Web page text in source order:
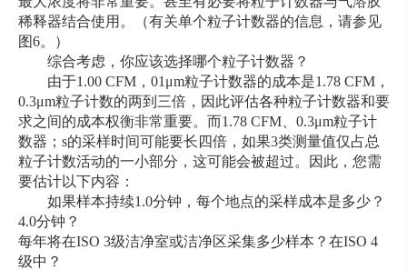
稀释器结合使用。（有关单个粒子计数器的信息，请参见
图6。）
综合考虑，你应该选择哪个粒子计数器？
由于1.00 CFM，01μm粒子计数器的成本是1.78 CFM，
0.3μm粒子计数的两到三倍，因此评估各种粒子计数器和要
求之间的成本权衡非常重要。而1.78 CFM、0.3μm粒子计
数器；s的采样时间可能要长四倍，如果3类测量值仅占总
粒子计数活动的一小部分，这可能会被超过。因此，您需
要估计以下内容：
如果样本持续1.0分钟，每个地点的采样成本是多少？
4.0分钟？
每年将在ISO 3级洁净室或洁净区采集多少样本？在ISO 4
级中？